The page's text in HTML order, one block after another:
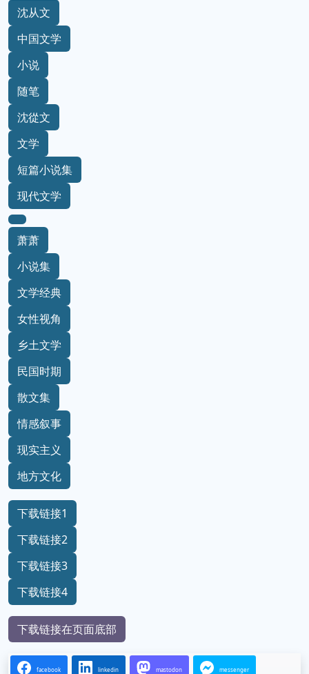
沈从文
中国文学
小说
随笔
沈從文
文学
短篇小说集
现代文学
萧萧
小说集
文学经典
女性视角
乡土文学
民国时期
散文集
情感叙事
现实主义
地方文化
下载链接1
下载链接2
下载链接3
下载链接4
下载链接在页面底部
facebook linkedin mastodon messenger